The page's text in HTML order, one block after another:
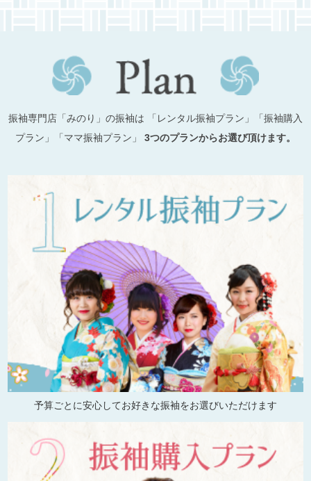
振袖専門店「みのり」の振袖は 「レンタル振袖プラン」「振袖購入
プラン」「ママ振袖プラン」
3つのプランからお選び頂けます。
予算ごとに安心してお好きな振袖をお選びいただけます